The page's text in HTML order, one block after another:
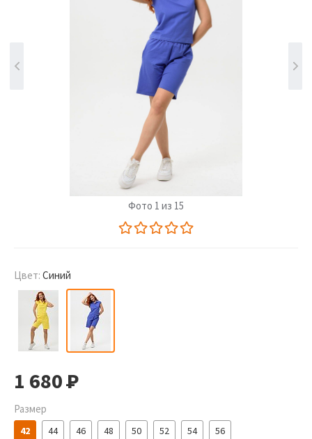
Фото 1 из 15
Цвет: Синий
1 680Р
Размер
42 44 46 48 50 52 54 56